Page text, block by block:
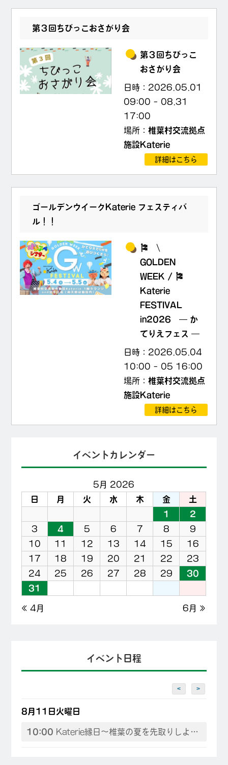
第３回ちびっこおさがり会
第３回ちびっこ
おさがり会
日時： 2026.05.01
09:00 –08.31
17:00
場所：椎葉村交流拠点
施設Katerie
詳細はこちら
ゴールデンウイークKaterie フェスティバ
ル！！
🎏 \
GOLDEN
WEEK / 🎏
Katerie
FESTIVAL
in2026 ― か
てりえフェス ―
日時： 2026.05.04
10:00 –05 16:00
場所：椎葉村交流拠点
施設Katerie
詳細はこちら
イベントカレンダー
5月 2026
日
月 火 水 木 金
土
1
2
3
4 5 6 7 8
9
10
11 12 13 14 15
16
17
18 19 20 21 22
23
24
25 26 27 28 29
30
31
« 4月 6月 »
イベント日程
< >
8月11日火曜日
10:00 Katerie縁日～椎葉の夏を先取りしよう♪